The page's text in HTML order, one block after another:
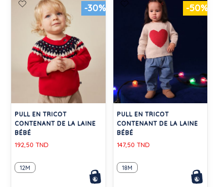
-30%
PULL EN TRICOT
CONTENANT DE LA LAINE
BÉBÉ
192,50 TND
12M
-50%
PULL EN TRICOT
CONTENANT DE LA LAINE
BÉBÉ
147,50 TND
18M